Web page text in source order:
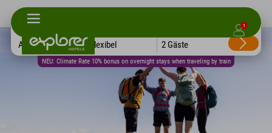
1
NEU: Climate Rate 10% bonus on overnight stays when traveling by train
Alle Hotels Flexibel 2 Gäste